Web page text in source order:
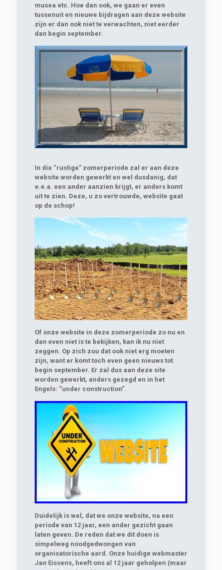
musea etc. Hoe dan ook, we gaan er even
tussenuit en nieuwe bijdragen aan deze website
zijn er dan ook niet te verwachten, niet eerder
dan begin september.
In die “rustige” zomerperiode zal er aan deze
website worden gewerkt en wel dusdanig, dat
e.e.a. een ander aanzien krijgt, er anders komt
uit te zien. Deze, u zo vertrouwde, website gaat
op de schop!
Of onze website in deze zomerperiode zo nu en
dan even niet is te bekijken, kan ik nu niet
zeggen. Op zich zou dat ook niet erg moeten
zijn, want er komt toch even geen nieuws tot
begin september. Er zal dus aan deze site
worden gewerkt, anders gezegd en in het
Engels: “under construction”.
Duidelijk is wel, dat we onze website, na een
periode van 12 jaar, een ander gezicht gaan
laten geven. De reden dat we dit doen is
simpelweg noodgedwongen van
organisatorische aard. Onze huidige webmaster
Jan Eissens, heeft ons al 12 jaar geholpen (maar